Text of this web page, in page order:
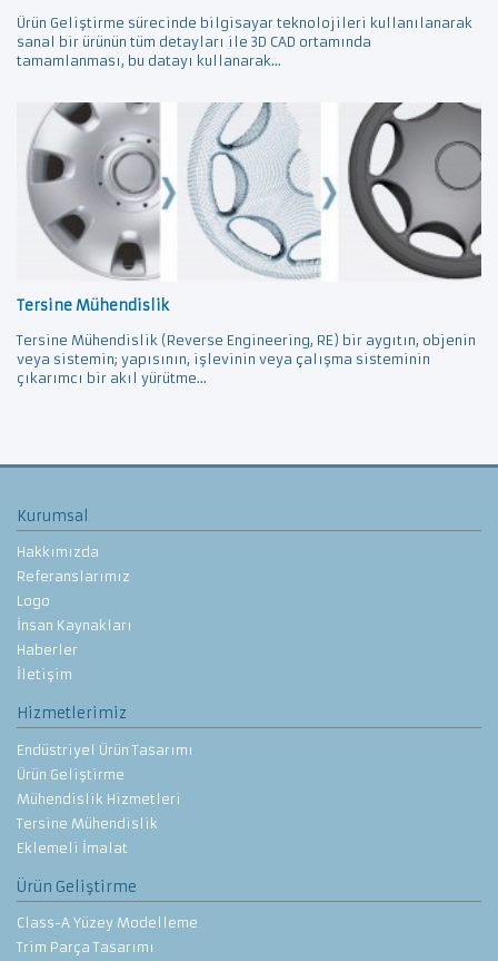
Ürün Geliştirme sürecinde bilgisayar teknolojileri kullanılanarak
sanal bir ürünün tüm detayları ile 3D CAD ortamında
tamamlanması, bu datayı kullanarak...
Tersine Mühendislik
Tersine Mühendislik (Reverse Engineering, RE) bir aygıtın, objenin
veya sistemin; yapısının, işlevinin veya çalışma sisteminin
çıkarımcı bir akıl yürütme...
Kurumsal
Hakkımızda
Referanslarımız
Logo
İnsan Kaynakları
Haberler
İletişim
Hizmetlerimiz
Endüstriyel Ürün Tasarımı
Ürün Geliştirme
Mühendislik Hizmetleri
Tersine Mühendislik
Eklemeli İmalat
Ürün Geliştirme
Class-A Yüzey Modelleme
Trim Parça Tasarımı